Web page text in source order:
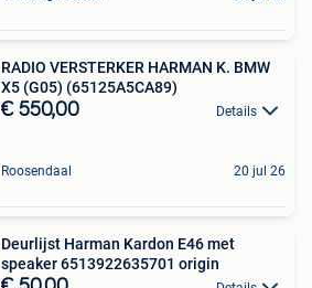
RADIO VERSTERKER HARMAN K. BMW
X5 (G05) (65125A5CA89)
€ 550,00 Details
Roosendaal 20 jul 26
Deurlijst Harman Kardon E46 met
speaker 6513922635701 origin